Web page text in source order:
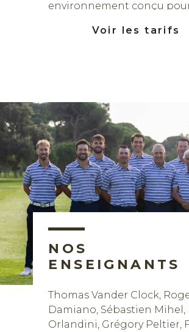
environnement conçu
Voir les tarifs
NOS
ENSEIGNANTS
Thomas Vander Clock,
Damiano, Sébastien Mihel,
Orlandini, Grégory Peltier,